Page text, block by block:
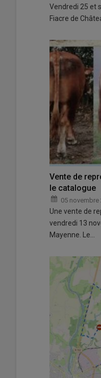
Vendredi 25 et
Fiacre de
Vente de
le catalogue
05 novembre
Une vente de
vendredi 13
Mayenne. Le…